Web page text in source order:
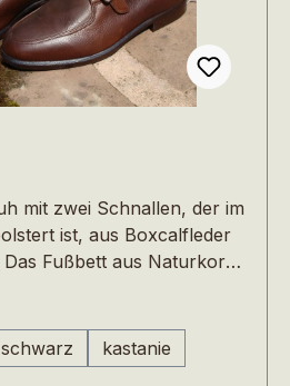
mit zwei Schnallen, der im
ist, aus Boxcalfleder
Fußbett aus Naturkork
Schuh ist eher für
schwarz kastanie
(Diese Option ist